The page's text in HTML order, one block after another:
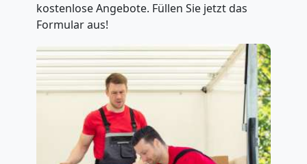
kostenlose Angebote. Füllen Sie jetzt das
Formular aus!